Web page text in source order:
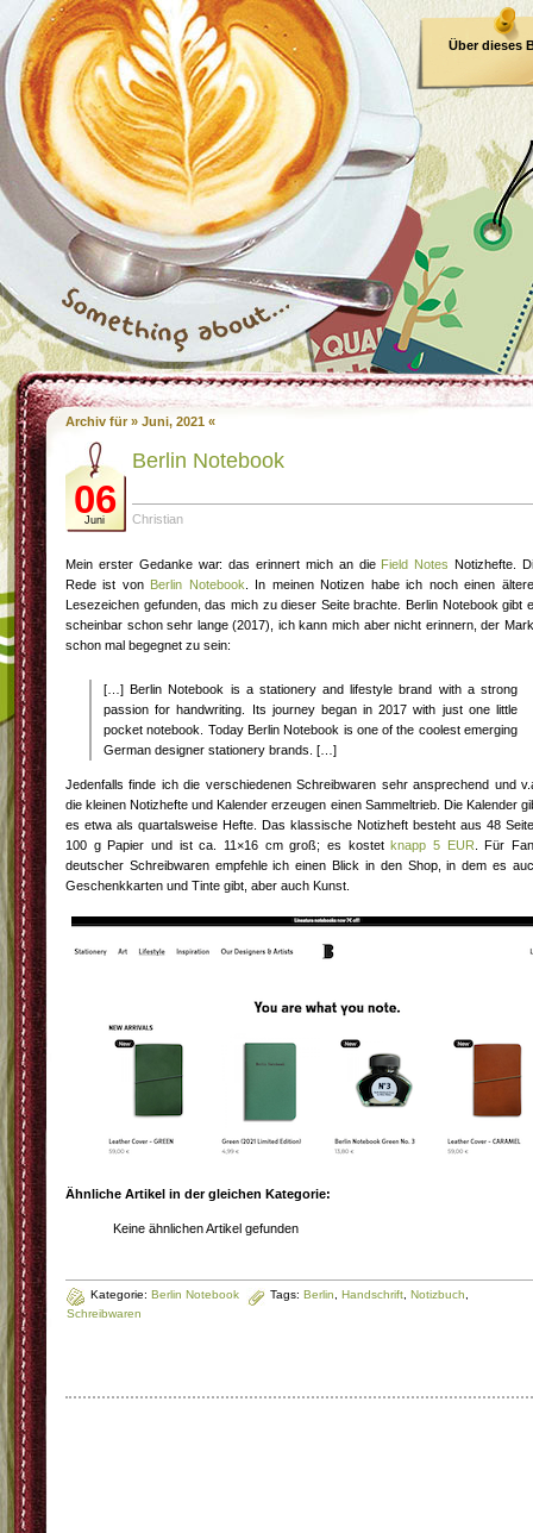
Über dieses
Archiv für » Juni, 2021 «
06
Juni
Berlin Notebook
Christian
Mein erster Gedanke war: das erinnert mich an die Field Notes Notizhefte.
Rede ist von Berlin Notebook . In meinen Notizen habe ich noch einen
Lesezeichen gefunden, das mich zu dieser Seite brachte. Berlin Notebook gibt
scheinbar schon sehr lange (2017), ich kann mich aber nicht erinnern, der
schon mal begegnet zu sein:
[…] Berlin Notebook is a stationery and lifestyle brand with a strong
passion for handwriting. Its journey began in 2017 with just one little
pocket notebook. Today Berlin Notebook is one of the coolest emerging
German designer stationery brands. […]
Jedenfalls finde ich die verschiedenen Schreibwaren sehr ansprechend und
die kleinen Notizhefte und Kalender erzeugen einen Sammeltrieb. Die Kalender
es etwa als quartalsweise Hefte. Das klassische Notizheft besteht aus 48
100 g Papier und ist ca. 11×16 cm groß; es kostetknapp 5 EUR . Für
deutscher Schreibwaren empfehle ich einen Blick in den Shop, in dem es
Geschenkkarten und Tinte gibt, aber auch Kunst.
Ähnliche Artikel in der gleichen Kategorie:
Keine ähnlichen Artikel gefunden
Kategorie: Berlin Notebook Tags: Berlin Handschrift Notizbuch
Schreibwaren